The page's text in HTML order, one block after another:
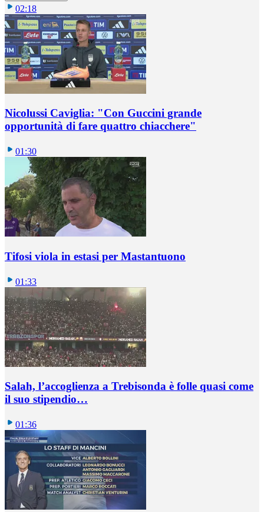
02:18
Nicolussi Caviglia: "Con Guccini grande
opportunità di fare quattro chiacchere"
01:30
Tifosi viola in estasi per Mastantuono
01:33
Salah, l’accoglienza a Trebisonda è folle quasi come
il suo stipendio…
01:36